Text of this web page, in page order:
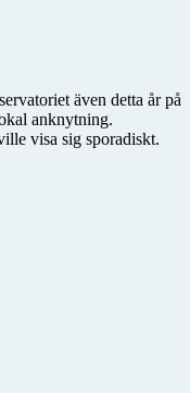
även detta år på
anknytning.
visa sig sporadiskt.